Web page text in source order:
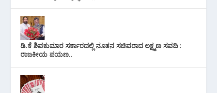
ಡಿ.ಕೆ ಶಿವಕುಮಾರ ಸರ್ಕಾರದಲ್ಲಿ ನೂತನ ಸಚಿವರಾದ ಲಕ್ಷ್ಮಣ ಸವದಿ :
ರಾಜಕೀಯ ಪಯಣ..